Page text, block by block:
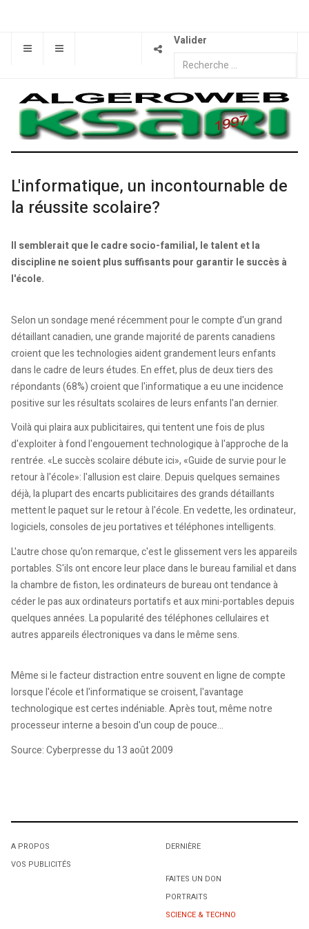
Valider
L'informatique, un incontournable de
la réussite scolaire?
Il semblerait que le cadre socio-familial, le talent et la
discipline ne soient plus suffisants pour garantir le succès à
l'école.
Selon un sondage mené récemment pour le compte d'un grand
détaillant canadien, une grande majorité de parents canadiens
croient que les technologies aident grandement leurs enfants
dans le cadre de leurs études. En effet, plus de deux tiers des
répondants (68%) croient que l'informatique a eu une incidence
positive sur les résultats scolaires de leurs enfants l'an dernier.
Voilà qui plaira aux publicitaires, qui tentent une fois de plus
d'exploiter à fond l'engouement technologique à l'approche de la
rentrée. «Le succès scolaire débute ici», «Guide de survie pour le
retour à l'école»: l'allusion est claire. Depuis quelques semaines
déjà, la plupart des encarts publicitaires des grands détaillants
mettent le paquet sur le retour à l'école. En vedette, les ordinateur,
logiciels, consoles de jeu portatives et téléphones intelligents.
L'autre chose qu'on remarque, c'est le glissement vers les appareils
portables. S'ils ont encore leur place dans le bureau familial et dans
la chambre de fiston, les ordinateurs de bureau ont tendance à
céder le pas aux ordinateurs portatifs et aux mini-portables depuis
quelques années. La popularité des téléphones cellulaires et
autres appareils électroniques va dans le même sens.
Même si le facteur distraction entre souvent en ligne de compte
lorsque l'école et l'informatique se croisent, l'avantage
technologique est certes indéniable. Après tout, même notre
processeur interne a besoin d'un coup de pouce...
Source: Cyberpresse du 13 août 2009
A PROPOS
VOS PUBLICITÉS
DERNIÈRE
FAITES UN DON
PORTRAITS
SCIENCE & TECHNO